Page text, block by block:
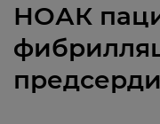
НОАК